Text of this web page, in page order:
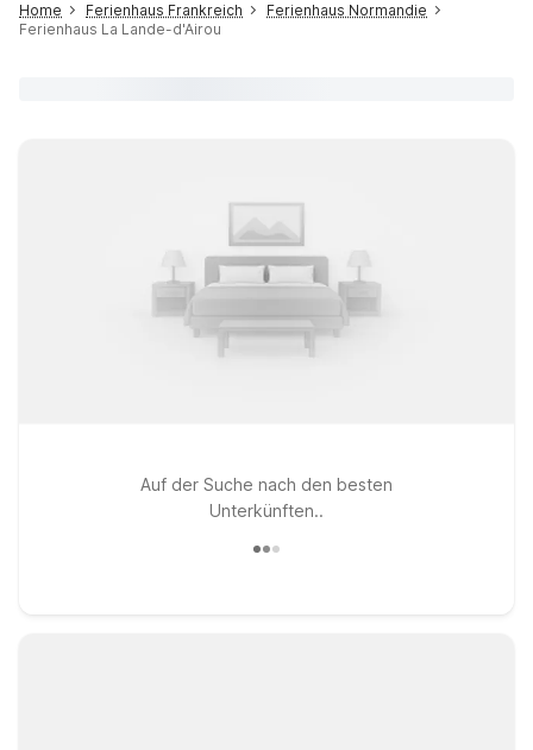
Home Ferienhaus Frankreich
Ferienhaus Normandie
Ferienhaus La Lande-d'Airou
Auf der Suche nach den besten
Unterkünften..